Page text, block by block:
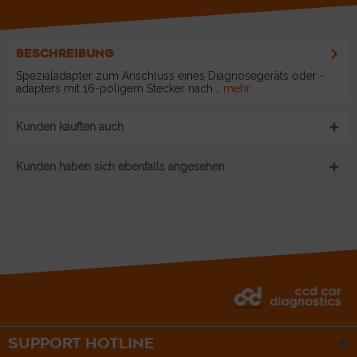
BESCHREIBUNG
Spezialadapter zum Anschluss eines Diagnosegeräts oder -
adapters mit 16-poligem Stecker nach...
mehr
Kunden kauften auch
Kunden haben sich ebenfalls angesehen
SUPPORT HOTLINE